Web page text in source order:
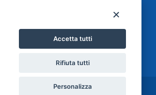
Accetta tutti
Rifiuta tutti
Personalizza
Scafati Basket